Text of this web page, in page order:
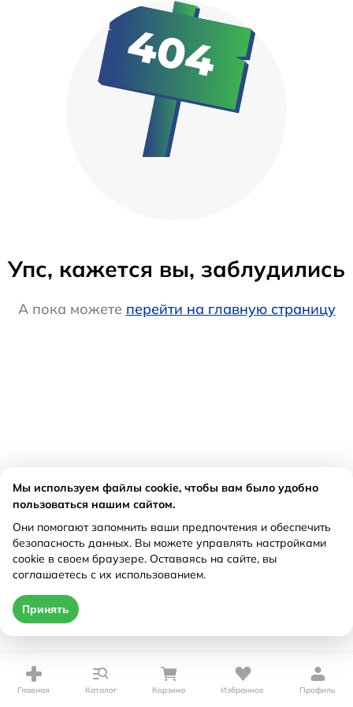
Упс, кажется вы, заблудились
А пока можете перейти на главную страницу
Главная Каталог Корзина Избранное Профиль
Мы используем файлы cookie, чтобы вам было удобно
пользоваться нашим сайтом.
Они помогают запомнить ваши предпочтения и обеспечить
безопасность данных. Вы можете управлять настройками
cookie в своем браузере. Оставаясь на сайте, вы
соглашаетесь с их использованием.
Принять